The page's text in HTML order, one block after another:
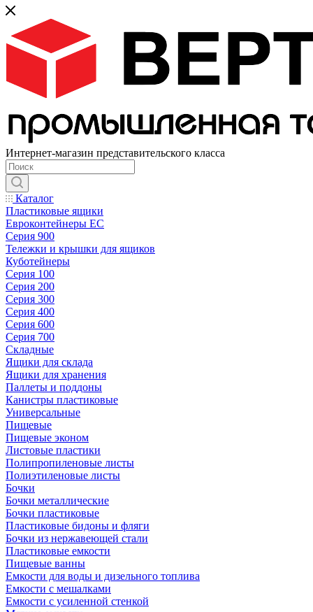
Интернет-магазин представительского класса
Каталог
Пластиковые ящики
Евроконтейнеры ЕС
Серия 900
Тележки и крышки для ящиков
Куботейнеры
Серия 100
Серия 200
Серия 300
Серия 400
Серия 600
Серия 700
Складные
Ящики для склада
Ящики для хранения
Паллеты и поддоны
Канистры пластиковые
Универсальные
Пищевые
Пищевые эконом
Листовые пластики
Полипропиленовые листы
Полиэтиленовые листы
Бочки
Бочки металлические
Бочки пластиковые
Пластиковые бидоны и фляги
Бочки из нержавеющей стали
Пластиковые емкости
Пищевые ванны
Емкости для воды и дизельного топлива
Емкости с мешалками
Емкости с усиленной стенкой